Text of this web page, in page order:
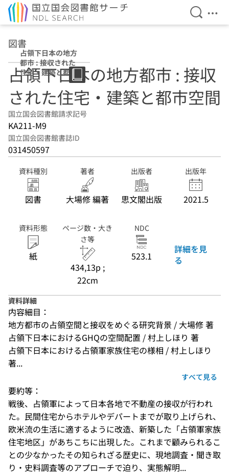
検索を
メ
図書
占領下日本の地方
都市 : 接収された
住宅・建築と都市
空間
占領下日本の地方都市 : 接収
された住宅・建築と都市空間
国立国会図書館請求記号
KA211-M9
国立国会図書館書誌ID
031450597
資料種別
図書
著者
大場修 編著
出版者
思文閣出版
出版年
2021.5
資料形態
紙
ページ数・大き
さ等
434,13p ;
22cm
NDC
523.1
詳細を見
る
資料詳細
内容細目：
地方都市の占領空間と接収をめぐる研究背景 / 大場修 著
占領下日本におけるGHQの空間配置 / 村上しほり 著
占領下日本における占領軍家族住宅の様相 / 村上しほり
著...
すべて見る
要約等：
戦後、占領軍によって日本各地で不動産の接収が行われ
た。民間住宅からホテルやデパートまでが取り上げられ、
欧米流の生活に適するように改造、新築した「占領軍家族
住宅地区」があちこちに出現した。これまで顧みられるこ
との少なかったその知られざる歴史に、現地調査・聞き取
り・史料調査等のアプローチで迫り、実態解明...